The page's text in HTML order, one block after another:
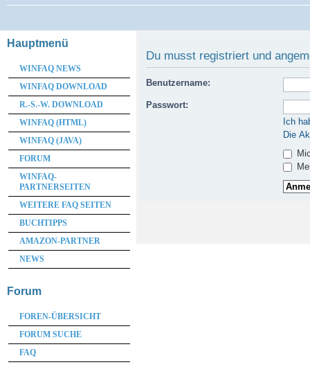
Du musst registriert und
Benutzername:
Passwort:
Ich
Die
Hauptmenü
WINFAQ NEWS
WINFAQ DOWNLOAD
R.-S.-W. DOWNLOAD
WINFAQ (HTML)
WINFAQ (JAVA)
FORUM
WINFAQ-
PARTNERSEITEN
WEITERE FAQ SEITEN
BUCHTIPPS
AMAZON-PARTNER
NEWS
Forum
FOREN-ÜBERSICHT
FORUM SUCHE
FAQ